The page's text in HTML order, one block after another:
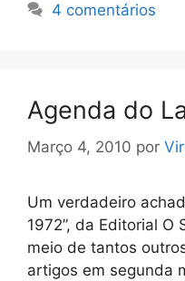
4 comentários
Agenda do
Março 4, 2010 por
Um verdadeiro
1972”, da Editorial O
meio de tantos
artigos em segunda